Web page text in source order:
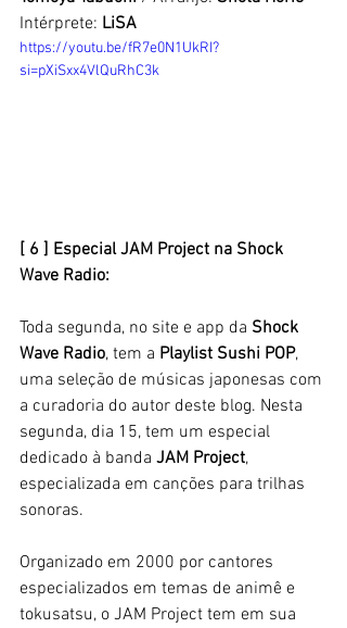
Intérprete: LiSA
https://youtu.be/fR7e0N1UkRI?
si=pXiSxx4VlQuRhC3k
[ 6 ] Especial JAM Project na Shock
Wave Radio:
Toda segunda, no site e app da Shock
Wave Radio, tem a Playlist Sushi POP,
uma seleção de músicas japonesas com
a curadoria do autor deste blog. Nesta
segunda, dia 15, tem um especial
dedicado à banda JAM Project,
especializada em canções para trilhas
sonoras.
Organizado em 2000 por cantores
especializados em temas de animê e
tokusatsu, o JAM Project tem em sua